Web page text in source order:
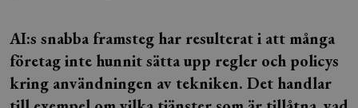
AI:s snabba framsteg har resulterat i att många
företag inte hunnit sätta upp regler och policys
kring användningen av tekniken. Det handlar